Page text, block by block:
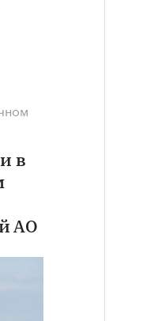
в
АО